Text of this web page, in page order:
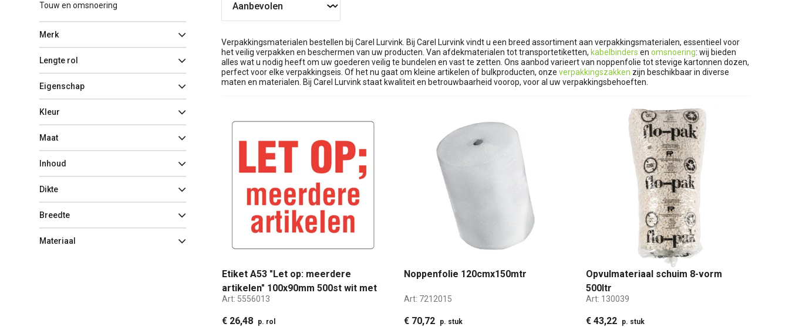
Touw en omsnoering
Merk
Lengte rol
Eigenschap
Kleur
Maat
Inhoud
Dikte
Breedte
Materiaal
Verpakkingsmaterialen bestellen bij Carel Lurvink. Bij Carel Lurvink vindt u een breed assortiment aan verpakkingsmaterialen, essentieel voor
het veilig verpakken en beschermen van uw producten. Van afdekmaterialen tot transportetiketten, kabelbinders en omsnoering: wij bieden
alles wat u nodig heeft om uw goederen veilig te bundelen en vast te zetten. Ons aanbod varieert van noppenfolie tot stevige kartonnen dozen,
perfect voor elke verpakkingseis. Of het nu gaat om kleine artikelen of bulkproducten, onze verpakkingszakken zijn beschikbaar in diverse
maten en materialen. Bij Carel Lurvink staat kwaliteit en betrouwbaarheid voorop, voor al uw verpakkingsbehoeften.
Etiket A53 "Let op: meerdere
artikelen" 100x90mm 500st wit met
rode opdruk
Art: 5556013
€ 26,48 p. rol
Noppenfolie 120cmx150mtr
Art: 7212015
€ 70,72 p. stuk
Opvulmateriaal schuim 8-vorm
500ltr
Art: 130039
€ 43,22 p. stuk